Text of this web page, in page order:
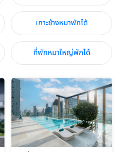
เกาะช้างหมาพักได้
ที่พักหมาใหญ่พักได้